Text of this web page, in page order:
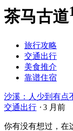
茶马古道
旅行攻略
交通出行
美食推介
靠谱住宿
沙溪：人少到有点
交通出行 ⋅ 3 月前
你有没有想过，在